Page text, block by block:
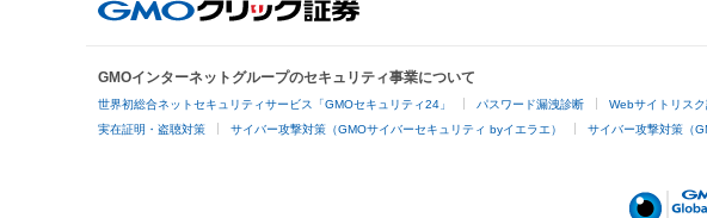
GMOインターネットグループのセキュリティ事業について
世界初総合ネットセキュリティサービス「GMOセキュリティ24」 パスワード漏洩診断 Webサイトリス
実在証明・盗聴対策 サイバー攻撃対策（GMOサイバーセキュリティ byイエラエ） サイバー攻撃対策（